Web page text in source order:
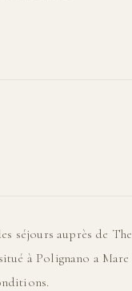
séjours auprès de The
à Polignano a Mare